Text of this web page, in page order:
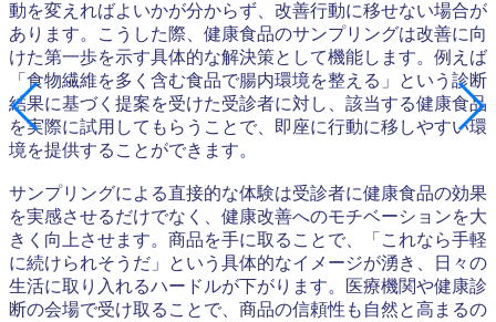
動を変えればよいかが分からず、改善行動に移せない場合が
あります。こうした際、健康食品のサンプリングは改善に向
けた第一歩を示す具体的な解決策として機能します。例えば
「食物繊維を多く含む食品で腸内環境を整える」という診断
結果に基づく提案を受けた受診者に対し、該当する健康食品
を実際に試用してもらうことで、即座に行動に移しやすい環
境を提供することができます。
サンプリングによる直接的な体験は受診者に健康食品の効果
を実感させるだけでなく、健康改善へのモチベーションを大
きく向上させます。商品を手に取ることで、「これなら手軽
に続けられそうだ」という具体的なイメージが湧き、日々の
生活に取り入れるハードルが下がります。医療機関や健康診
断の会場で受け取ることで、商品の信頼性も自然と高まるの